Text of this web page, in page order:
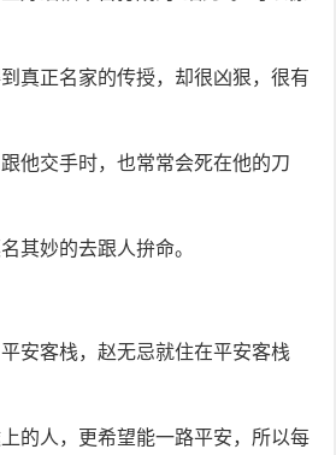
真正名家的传授，却很凶狠，很有
他交手时，也常常会死在他的刀
其妙的去跟人拚命。
安客栈，赵无忌就住在平安客栈
的人，更希望能一路平安，所以每